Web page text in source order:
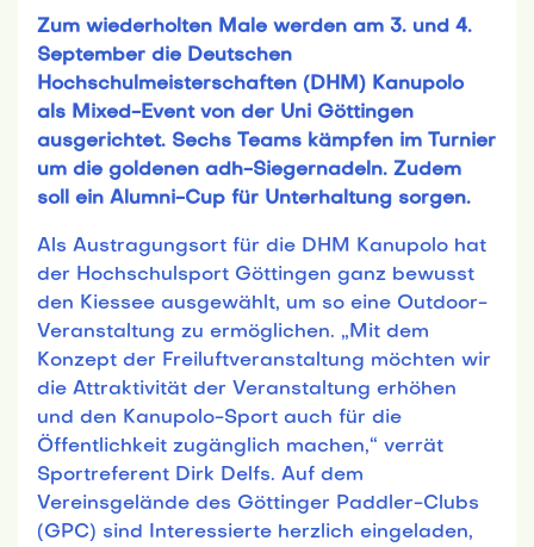
Zum wiederholten Male werden am 3. und 4.
September die Deutschen
Hochschulmeisterschaften (DHM) Kanupolo
als Mixed-Event von der Uni Göttingen
ausgerichtet. Sechs Teams kämpfen im Turnier
um die goldenen adh-Siegernadeln. Zudem
soll ein Alumni-Cup für Unterhaltung sorgen.
Als Austragungsort für die DHM Kanupolo hat
der Hochschulsport Göttingen ganz bewusst
den Kiessee ausgewählt, um so eine Outdoor-
Veranstaltung zu ermöglichen. „Mit dem
Konzept der Freiluftveranstaltung möchten wir
die Attraktivität der Veranstaltung erhöhen
und den Kanupolo-Sport auch für die
Öffentlichkeit zugänglich machen,“ verrät
Sportreferent Dirk Delfs. Auf dem
Vereinsgelände des Göttinger Paddler-Clubs
(GPC) sind Interessierte herzlich eingeladen,